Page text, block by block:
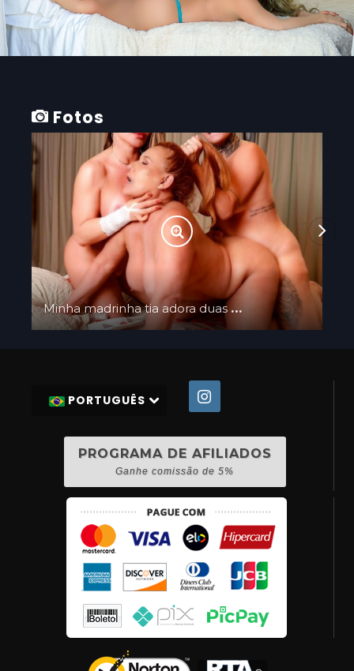
Fotos
Minha madrinha tia adora duas mulheres
PORTUGUÊS
PROGRAMA DE AFILIADOS
Ganhe comissão de 5%